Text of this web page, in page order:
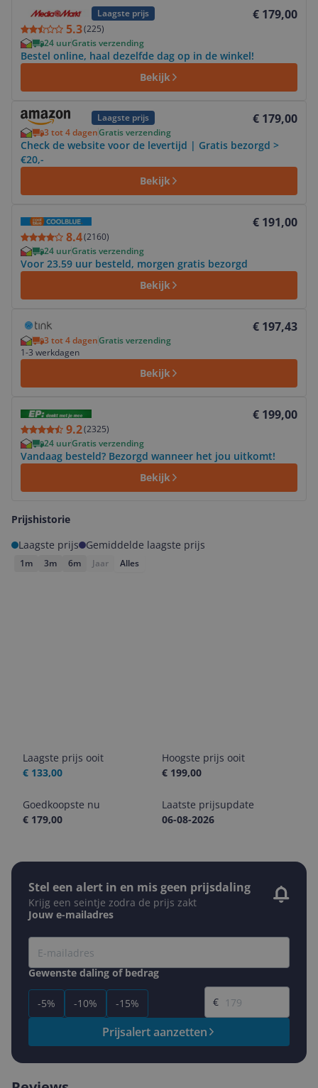
Laagste prijs
5.3(225)
€ 179,00
24 uurGratis verzending
Bestel online, haal dezelfde dag op in de winkel!
Bekijk
Laagste prijs € 179,00
3 tot 4 dagenGratis verzending
Check de website voor de levertijd | Gratis bezorgd >
€20,-
Bekijk
Bekijk product
8.4(2160)
€ 191,00
24 uurGratis verzending
Voor 23.59 uur besteld, morgen gratis bezorgd
Bekijk
€ 197,43
3 tot 4 dagenGratis verzending
1-3 werkdagen
Bekijk
9.2(2325)
€ 199,00
24 uurGratis verzending
Vandaag besteld? Bezorgd wanneer het jou uitkomt!
Bekijk
Prijshistorie
Laagste prijs
Gemiddelde laagste prijs
1m 3m 6m Jaar Alles
Laagste prijs ooit
€ 133,00
Hoogste prijs ooit
€ 199,00
Goedkoopste nu
€ 179,00
Laatste prijsupdate
06-08-2026
Stel een alert in en mis geen prijsdaling
Krijg een seintje zodra de prijs zakt
Jouw e-mailadres
Gewenste daling of bedrag
-5% -10% -15%
Gewenste prijs
€
Prijsalert aanzetten